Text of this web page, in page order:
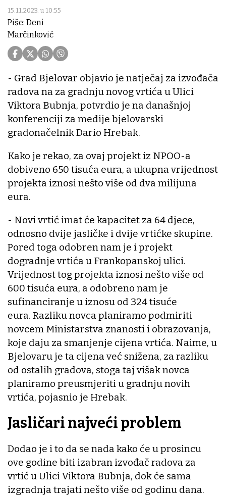
15.11.2023. u 10:55
Piše: Deni
Marčinković
- Grad Bjelovar objavio je natječaj za izvođača
radova na za gradnju novog vrtića u Ulici
Viktora Bubnja, potvrdio je na današnjoj
konferenciji za medije bjelovarski
gradonačelnik Dario Hrebak.
Kako je rekao, za ovaj projekt iz NPOO-a
dobiveno 650 tisuća eura, a ukupna vrijednost
projekta iznosi nešto više od dva milijuna
eura.
- Novi vrtić imat će kapacitet za 64 djece,
odnosno dvije jasličke i dvije vrtićke skupine.
Pored toga odobren nam je i projekt
dogradnje vrtića u Frankopanskoj ulici.
Vrijednost tog projekta iznosi nešto više od
600 tisuća eura, a odobreno nam je
sufinanciranje u iznosu od 324 tisuće
eura. Razliku novca planiramo podmiriti
novcem Ministarstva znanosti i obrazovanja,
koje daju za smanjenje cijena vrtića. Naime, u
Bjelovaru je ta cijena već snižena, za razliku
od ostalih gradova, stoga taj višak novca
planiramo preusmjeriti u gradnju novih
vrtića, pojasnio je Hrebak.
Jasličari najveći problem
Dodao je i to da se nada kako će u prosincu
ove godine biti izabran izvođač radova za
vrtić u Ulici Viktora Bubnja, dok će sama
izgradnja trajati nešto više od godinu dana.